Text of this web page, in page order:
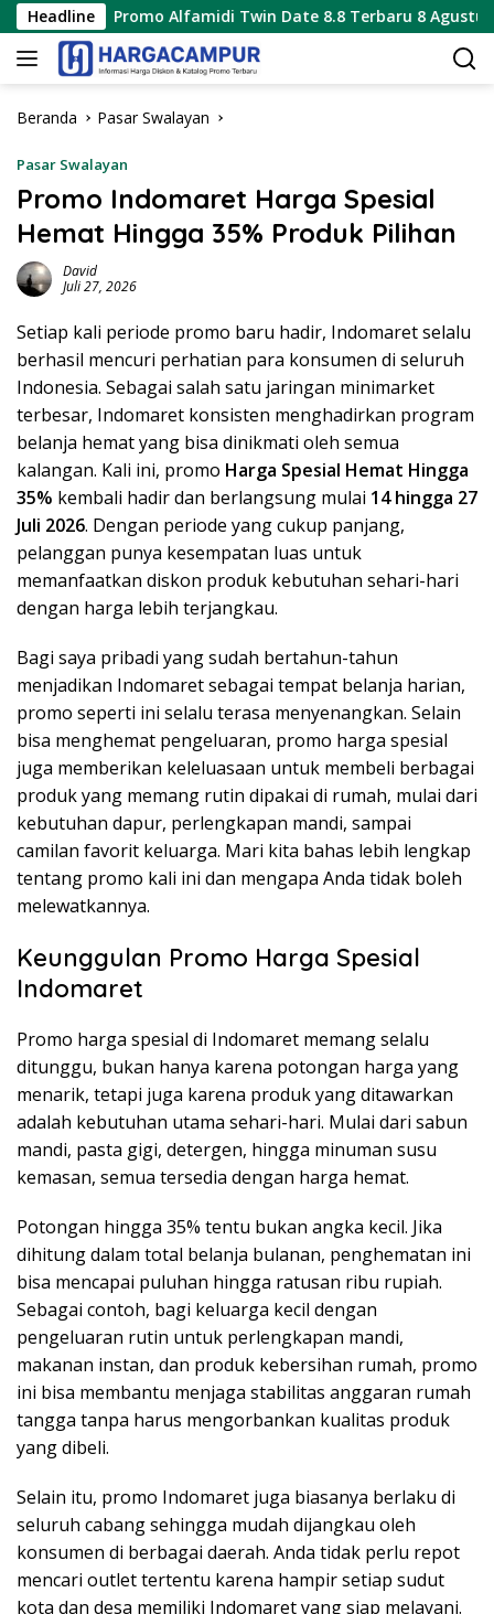
Langsung
ke
konten
Headline
Alfamidi Twin Date 8.8 Terbaru 8 Agustus 2026 Hanya 1 Hari
Beranda Pasar Swalayan
Pasar Swalayan
Promo Indomaret Harga Spesial
Hemat Hingga 35% Produk Pilihan
David
Juli 27, 2026
Setiap kali periode promo baru hadir, Indomaret selalu
berhasil mencuri perhatian para konsumen di seluruh
Indonesia. Sebagai salah satu jaringan minimarket
terbesar, Indomaret konsisten menghadirkan program
belanja hemat yang bisa dinikmati oleh semua
kalangan. Kali ini, promo Harga Spesial Hemat Hingga
35% kembali hadir dan berlangsung mulai 14 hingga 27
Juli 2026. Dengan periode yang cukup panjang,
pelanggan punya kesempatan luas untuk
memanfaatkan diskon produk kebutuhan sehari-hari
dengan harga lebih terjangkau.
Bagi saya pribadi yang sudah bertahun-tahun
menjadikan Indomaret sebagai tempat belanja harian,
promo seperti ini selalu terasa menyenangkan. Selain
bisa menghemat pengeluaran, promo harga spesial
juga memberikan keleluasaan untuk membeli berbagai
produk yang memang rutin dipakai di rumah, mulai dari
kebutuhan dapur, perlengkapan mandi, sampai
camilan favorit keluarga. Mari kita bahas lebih lengkap
tentang promo kali ini dan mengapa Anda tidak boleh
melewatkannya.
Keunggulan Promo Harga Spesial
Indomaret
Promo harga spesial di Indomaret memang selalu
ditunggu, bukan hanya karena potongan harga yang
menarik, tetapi juga karena produk yang ditawarkan
adalah kebutuhan utama sehari-hari. Mulai dari sabun
mandi, pasta gigi, detergen, hingga minuman susu
kemasan, semua tersedia dengan harga hemat.
Potongan hingga 35% tentu bukan angka kecil. Jika
dihitung dalam total belanja bulanan, penghematan ini
bisa mencapai puluhan hingga ratusan ribu rupiah.
Sebagai contoh, bagi keluarga kecil dengan
pengeluaran rutin untuk perlengkapan mandi,
makanan instan, dan produk kebersihan rumah, promo
ini bisa membantu menjaga stabilitas anggaran rumah
tangga tanpa harus mengorbankan kualitas produk
yang dibeli.
Selain itu, promo Indomaret juga biasanya berlaku di
seluruh cabang sehingga mudah dijangkau oleh
konsumen di berbagai daerah. Anda tidak perlu repot
mencari outlet tertentu karena hampir setiap sudut
kota dan desa memiliki Indomaret yang siap melayani.